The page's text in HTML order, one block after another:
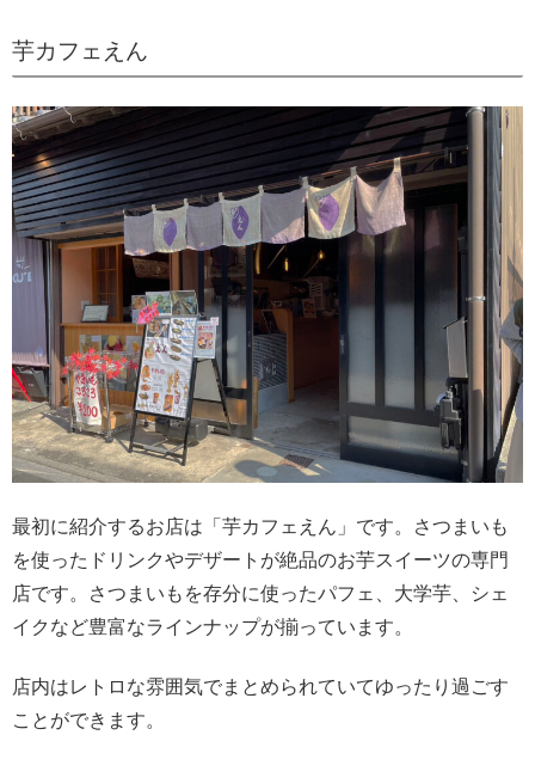
芋カフェえん
最初に紹介するお店は「芋カフェえん」です。さつまいも
を使ったドリンクやデザートが絶品のお芋スイーツの専門
店です。さつまいもを存分に使ったパフェ、大学芋、シェ
イクなど豊富なラインナップが揃っています。
店内はレトロな雰囲気でまとめられていてゆったり過ごす
ことができます。